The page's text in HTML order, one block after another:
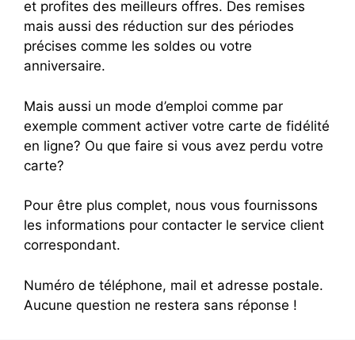
et profites des meilleurs offres. Des remises
mais aussi des réduction sur des périodes
précises comme les soldes ou votre
anniversaire.
Mais aussi un mode d’emploi comme par
exemple comment activer votre carte de fidélité
en ligne? Ou que faire si vous avez perdu votre
carte?
Pour être plus complet, nous vous fournissons
les informations pour contacter le service client
correspondant.
Numéro de téléphone, mail et adresse postale.
Aucune question ne restera sans réponse !